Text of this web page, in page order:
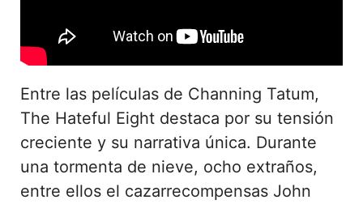
Entre las películas de Channing Tatum,
The Hateful Eight destaca por su tensión
creciente y su narrativa única. Durante
una tormenta de nieve, ocho extraños,
entre ellos el cazarrecompensas John